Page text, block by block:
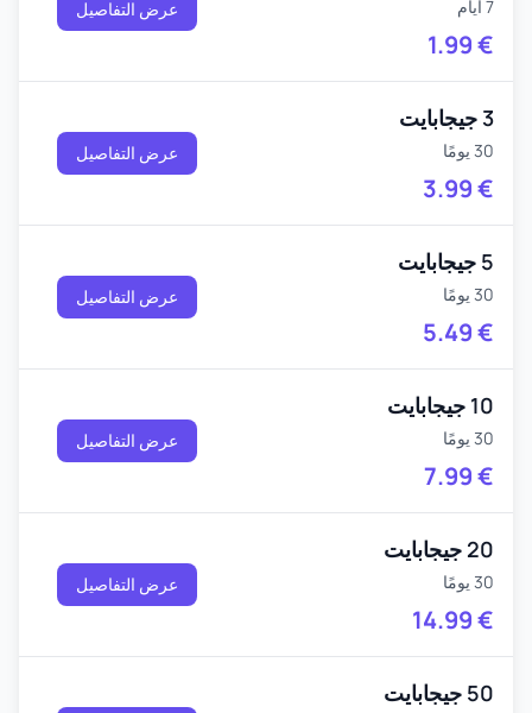
7 أيام
1.99€
عرض التفاصيل
3 جيجابايت
30 يومًا
3.99€
عرض التفاصيل
5 جيجابايت
30 يومًا
5.49€
عرض التفاصيل
10 جيجابايت
30 يومًا
7.99€
عرض التفاصيل
20 جيجابايت
30 يومًا
14.99€
عرض التفاصيل
50 جيجابايت